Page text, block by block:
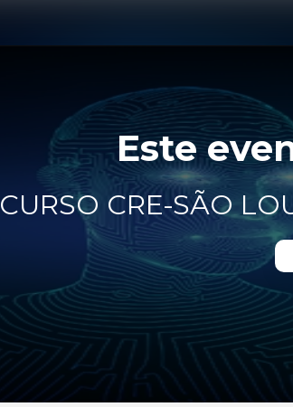
Este
CURSO CRE-SÃO